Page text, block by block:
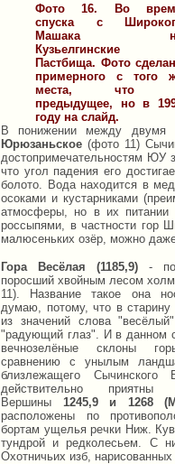
Фото 16. Во
спуска с
Машака
Кузьелгинские
Пастбища. Фото
примерного с того
места, что
предыдущее, но в
году на слайд.
В понижении между двумя
Юрюзаньское (фото 11)
достопримечательностям ЮУ
что угол падения его
болото. Вода находится в
осоками и кустарниками
атмосферы, но в их питании
россыпями, в частности гор
малюсеньких озёр, можно
Гора Весёлая (1185,9) -
поросший хвойным лесом
11). Название такое она
думаю, потому, что в
из значений слова
"радующий глаз". И в данном
вечнозелёные склоны
сравнению с унылым
близлежащего Сычинского
действительно приятны
Вершины 1245,9 и 1268
расположены по
бортам ущелья речки Ниж.
тундрой и редколесьем. С
Охотничьих изб,